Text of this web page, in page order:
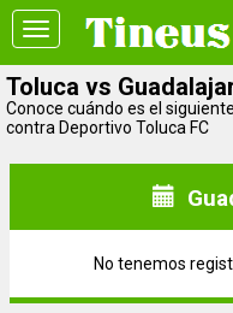
Toggle
navigation
Toluca vs
Conoce cuándo es el
contra Deportivo Toluca FC
No tenemos